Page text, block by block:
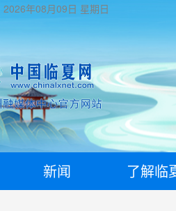
2026年08月09日 星期日
新闻 了解临